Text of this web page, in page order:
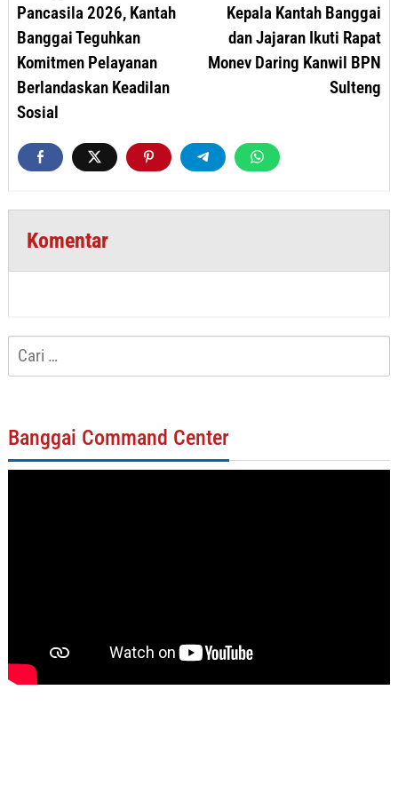
Pancasila 2026, Kantah
Banggai Teguhkan
Komitmen Pelayanan
Berlandaskan Keadilan
Sosial
Kepala Kantah Banggai
dan Jajaran Ikuti Rapat
Monev Daring Kanwil BPN
Sulteng
Komentar
Cari
untuk:
Banggai Command Center